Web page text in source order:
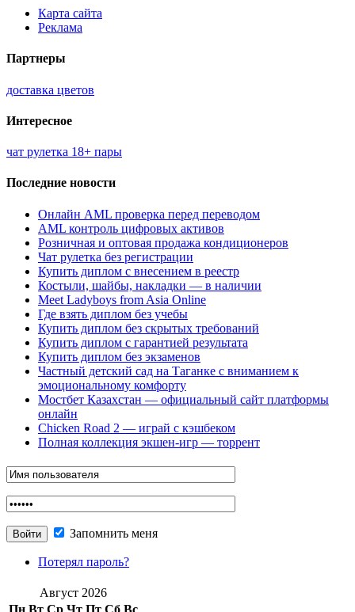
Карта сайта
Реклама
Партнеры
доставка цветов
Интересное
чат рулетка 18+ пары
Последние новости
Онлайн AML проверка перед переводом
AML контроль цифровых активов
Розничная и оптовая продажа кондиционеров
Чат рулетка без регистрации
Купить диплом с внесением в реестр
Костыли, шайбы, накладки — в наличии
Meet Ladyboys from Asia Online
Где взять диплом без учебы
Купить диплом без скрытых требований
Купить диплом с гарантией результата
Купить диплом без экзаменов
Частный детский сад на Таганке с вниманием к
эмоциональному комфорту
Мостбет Казахстан — официальный сайт платформы
онлайн
Chicken Road 2 — играй с кэшбеком
Полная коллекция экшен-игр — торрент
Запомнить меня
Потерял пароль?
Август 2026